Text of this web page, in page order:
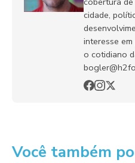
cidade,
interesse
o cotidiano
Você também